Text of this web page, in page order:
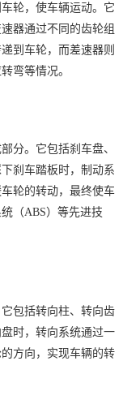
轮，使车辆运动。它
器通过不同的齿轮组
到车轮，而差速器则
弯等情况。
分。它包括刹车盘、
刹车踏板时，制动系
轮的转动，最终使车
（ABS）等先进技
包括转向柱、转向齿
时，转向系统通过一
方向，实现车辆的转